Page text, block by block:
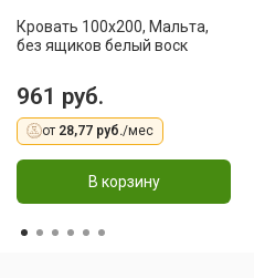
Кровать 100x200, Мальта,
без ящиков белый воск
961 руб.
от 28,77 руб./мес
В корзину